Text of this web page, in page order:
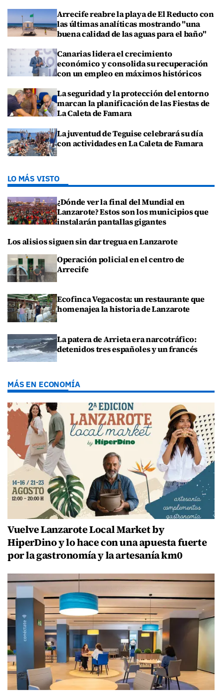
Arrecife reabre la playa de El Reducto con
las últimas analíticas mostrando "una
buena calidad de las aguas para el baño"
Canarias lidera el crecimiento
económico y consolida su recuperación
con un empleo en máximos históricos
La seguridad y la protección del entorno
marcan la planificación de las Fiestas de
La Caleta de Famara
La juventud de Teguise celebrará su día
con actividades en La Caleta de Famara
LO MÁS VISTO
¿Dónde ver la final del Mundial en
Lanzarote? Estos son los municipios que
instalarán pantallas gigantes
Los alisios siguen sin dar tregua en Lanzarote
Operación policial en el centro de
Arrecife
Ecofinca Vegacosta: un restaurante que
homenajea la historia de Lanzarote
La patera de Arrieta era narcotráfico:
detenidos tres españoles y un francés
MÁS EN ECONOMÍA
Vuelve Lanzarote Local Market by
HiperDino y lo hace con una apuesta fuerte
por la gastronomía y la artesanía km0